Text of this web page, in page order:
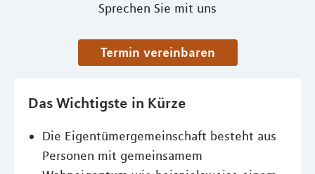
Sprechen Sie mit uns
Termin vereinbaren
Das Wichtigste in Kürze
Die Eigentümergemeinschaft besteht aus
Personen mit gemeinsamem